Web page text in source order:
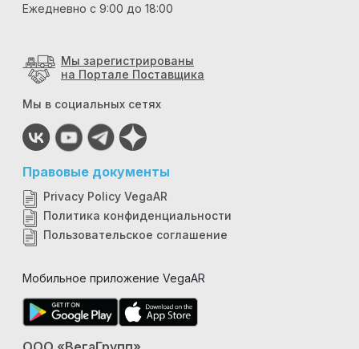
Ежедневно с 9:00 до 18:00
Мы зарегистрированы
на Портале Поставщика
Мы в социальных сетях
Правовые документы
Privacy Policy VegaAR
Политика конфиденциальности
Пользовательское соглашение
Мобильное приложение VegaAR